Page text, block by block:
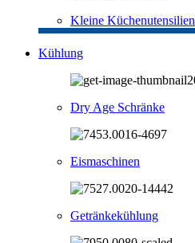
Kleine Küchenutensilien
Kühlung
Dry Age Schränke
Eismaschinen
Getränkekühlung